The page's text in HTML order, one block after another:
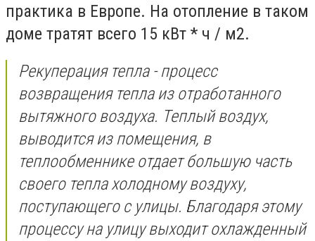
практика в Европе. На отопление в таком
доме тратят всего 15 кВт * ч / м2.
Рекуперация тепла - процесс
возвращения тепла из отработанного
вытяжного воздуха. Теплый воздух,
выводится из помещения, в
теплообменнике отдает большую часть
своего тепла холодному воздуху,
поступающего с улицы. Благодаря этому
процессу на улицу выходит охлажденный